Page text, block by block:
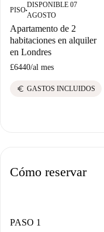
PISO■
DISPONIBLE 07
AGOSTO
Apartamento de 2
habitaciones en alquiler
en Londres
£6440/al mes
euro GASTOS INCLUIDOS
Cómo reservar
PASO 1